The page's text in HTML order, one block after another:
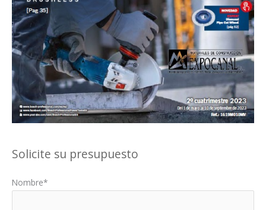
Solicite su presupuesto
Nombre*